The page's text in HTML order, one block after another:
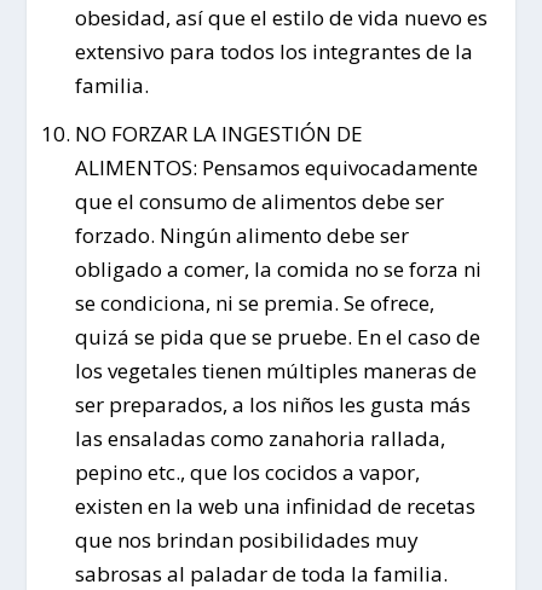
obesidad, así que el estilo de vida nuevo es
extensivo para todos los integrantes de la
familia.
NO FORZAR LA INGESTIÓN DE
ALIMENTOS: Pensamos equivocadamente
que el consumo de alimentos debe ser
forzado. Ningún alimento debe ser
obligado a comer, la comida no se forza ni
se condiciona, ni se premia. Se ofrece,
quizá se pida que se pruebe. En el caso de
los vegetales tienen múltiples maneras de
ser preparados, a los niños les gusta más
las ensaladas como zanahoria rallada,
pepino etc., que los cocidos a vapor,
existen en la web una infinidad de recetas
que nos brindan posibilidades muy
sabrosas al paladar de toda la familia.